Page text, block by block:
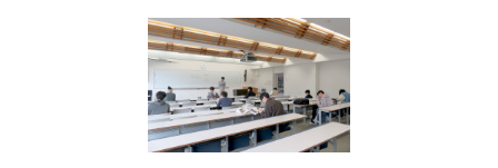
在校生・保護者の方へ
卒業生の方へ
教職員向け